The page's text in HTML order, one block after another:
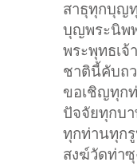
สาธุทุกบุญ
บุญพระนิพ
พระพุทธเ
ชาตินี้คับถ
ขอเชิญทุก
ปัจจัยทุกบ
ทุกท่านทุก
สงฆ์วัดท่า